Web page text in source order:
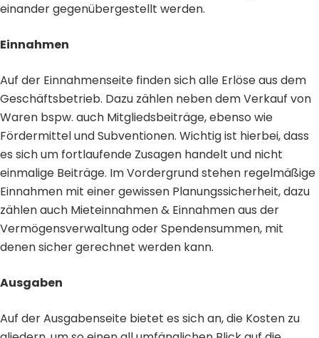
einander gegenübergestellt werden.
Einnahmen
Auf der Einnahmenseite finden sich alle Erlöse aus dem
Geschäftsbetrieb. Dazu zählen neben dem Verkauf von
Waren bspw. auch Mitgliedsbeiträge, ebenso wie
Fördermittel und Subventionen. Wichtig ist hierbei, dass
es sich um fortlaufende Zusagen handelt und nicht
einmalige Beiträge. Im Vordergrund stehen regelmäßige
Einnahmen mit einer gewissen Planungssicherheit, dazu
zählen auch Mieteinnahmen & Einnahmen aus der
Vermögensverwaltung oder Spendensummen, mit
denen sicher gerechnet werden kann.
Ausgaben
Auf der Ausgabenseite bietet es sich an, die Kosten zu